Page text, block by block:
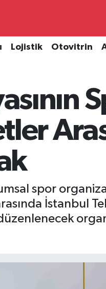
Lojistik Otovitrin
spor
İstanbul